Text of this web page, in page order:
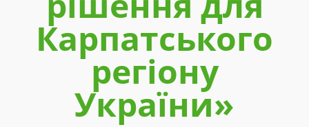
Карпатського
регіону
України»